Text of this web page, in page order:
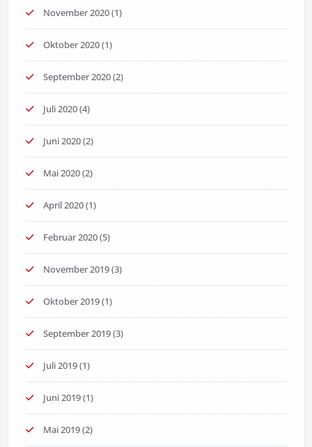
November 2020(1)
Oktober 2020(1)
September 2020(2)
Juli 2020(4)
Juni 2020(2)
Mai 2020(2)
April 2020(1)
Februar 2020(5)
November 2019(3)
Oktober 2019(1)
September 2019(3)
Juli 2019(1)
Juni 2019(1)
Mai 2019(2)